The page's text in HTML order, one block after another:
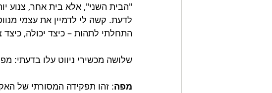
"הבית השני", אלא בית אחר, צנוע
לדעת. קשה לי לדמיין את עצמי
התחלתי לתהות – כיצד יכולה, כיצד
שלושה מכשירי ניווט עלו בדעתי:
מפה: זהו תפקידה המסורתי של